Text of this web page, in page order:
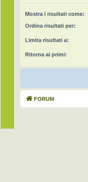
Mostra i risultati come:
Ordina risultati per:
Limita risultati a:
Ritorna ai primi:
FORUM